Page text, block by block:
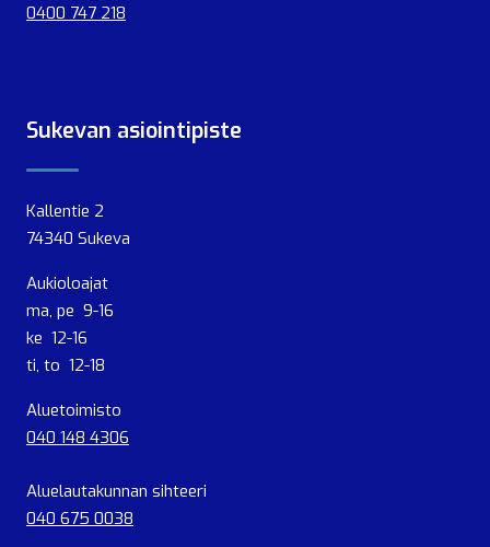
0400 747 218
Sukevan asiointipiste
Kallentie 2
74340 Sukeva
Aukioloajat
ma, pe 9-16
ke 12-16
ti, to 12-18
Aluetoimisto
040 148 4306
Aluelautakunnan sihteeri
040 675 0038